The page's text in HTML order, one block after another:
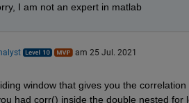
I am not an expert in matlab
am 25 Jul. 2021
window that gives you the
had corr() inside the double nested for